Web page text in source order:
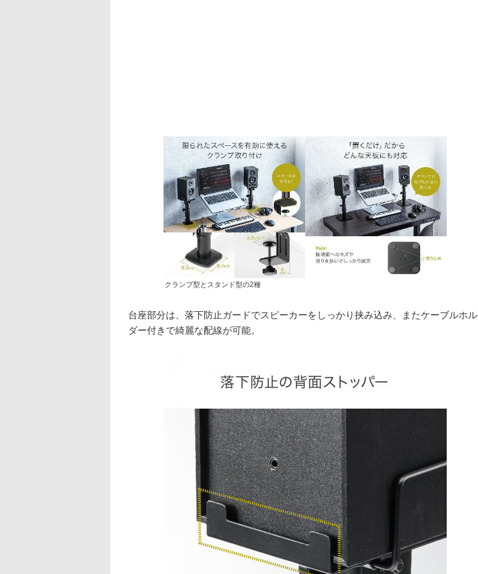
クランプ型とスタンド型の2種
台座部分は、落下防止ガードでスピーカーをしっかり挟み込み、またケーブルホル
ダー付きで綺麗な配線が可能。